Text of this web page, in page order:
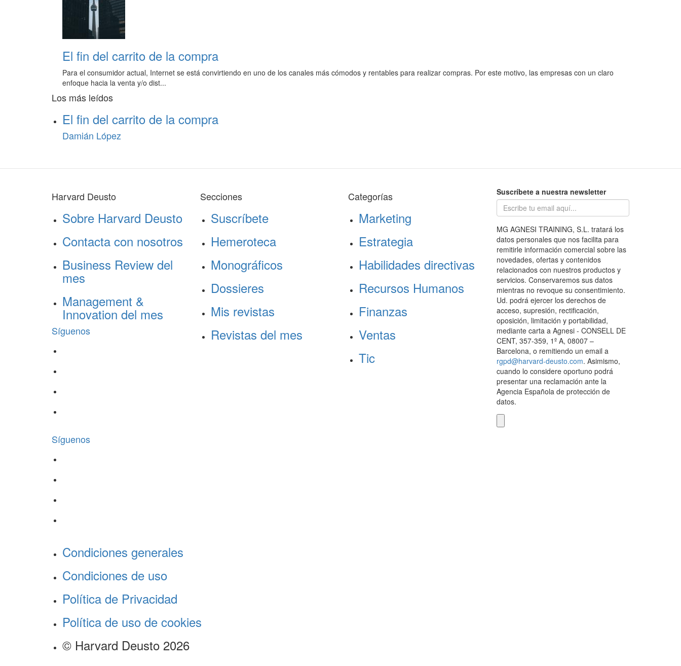
El fin del carrito de la compra
Para el consumidor actual, Internet se está convirtiendo en uno de los canales más cómodos y rentables para realizar compras. Por este motivo, las empresas con un claro
enfoque hacia la venta y/o dist...
Los más leídos
El fin del carrito de la compra
Damián López
Harvard Deusto
Sobre Harvard Deusto
Contacta con nosotros
Business Review del
mes
Management &
Innovation del mes
Síguenos
Secciones
Suscríbete
Hemeroteca
Monográficos
Dossieres
Mis revistas
Revistas del mes
Categorías
Marketing
Estrategia
Habilidades directivas
Recursos Humanos
Finanzas
Ventas
Tic
Suscríbete a nuestra newsletter
MG AGNESI TRAINING, S.L. tratará los
datos personales que nos facilita para
remitirle información comercial sobre las
novedades, ofertas y contenidos
relacionados con nuestros productos y
servicios. Conservaremos sus datos
mientras no revoque su consentimiento.
Ud. podrá ejercer los derechos de
acceso, supresión, rectificación,
oposición, limitación y portabilidad,
mediante carta a Agnesi - CONSELL DE
CENT, 357-359, 1º A, 08007 –
Barcelona, o remitiendo un email a
rgpd@harvard-deusto.com. Asimismo,
cuando lo considere oportuno podrá
presentar una reclamación ante la
Agencia Española de protección de
datos.
Síguenos
Condiciones generales
Condiciones de uso
Política de Privacidad
Política de uso de cookies
© Harvard Deusto 2026